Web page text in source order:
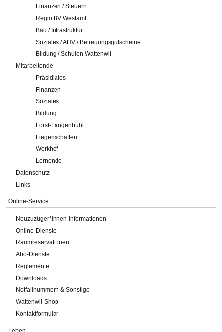
Finanzen / Steuern
Regio BV Westamt
Bau / Infrastruktur
Soziales / AHV / Betreuungsgutscheine
Bildung / Schulen Wattenwil
Mitarbeitende
Präsidiales
Finanzen
Soziales
Bildung
Forst-Längenbühl
Liegenschaften
Werkhof
Lernende
Datenschutz
Links
Online-Service
Neuzuzüger*innen-Informationen
Online-Dienste
Raumreservationen
Abo-Dienste
Reglemente
Downloads
Notfallnummern & Sonstige
Wattenwil-Shop
Kontaktformular
Leben